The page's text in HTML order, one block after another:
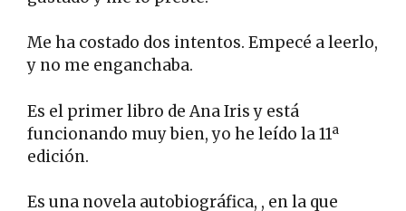
Me ha costado dos intentos. Empecé a leerlo,
y no me enganchaba.
Es el primer libro de Ana Iris y está
funcionando muy bien, yo he leído la 11ª
edición.
Es una novela autobiográfica, , en la que